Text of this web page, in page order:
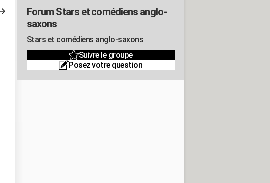
Forum Stars et comédiens anglo-
saxons
Stars et comédiens anglo-saxons
Suivre le groupe
Posez votre question